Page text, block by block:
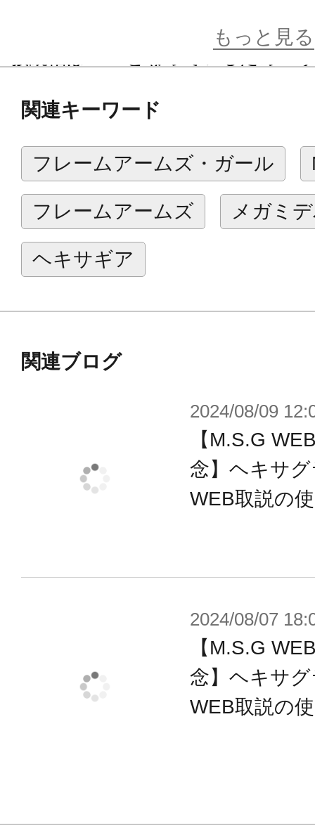
「ショートタイプ」をご用意致しま
ことができます。
別売りのヘキサギアシリーズ「ガバ
プ：ルーク」のエフェクトパーツと
付属品
■フルパワータイプ×1
※画像は試作品です。実際の商品と
※本製品はお客様ご自身で組み立て
もっと見る
関連キーワード
フレームアームズ・ガール
フレームアームズ メガミ
ヘキサギア
関連ブログ
2024/08/09
【M.S.G
念】ヘキサ
WEB取説の
2024/08/07
【M.S.G
念】ヘキサ
WEB取説の